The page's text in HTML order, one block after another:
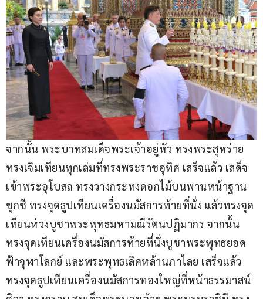
จากนั้น พระบาทสมเด็จพระเจ้าอยู่หัว ทรงพระสุหร่าย
ทรงเจิมเทียนทุกเล่มที่ทรงพระราชอุทิศ เสร็จแล้ว เสด็จ
เข้าพระอุโบสถ ทรงวางกระทงดอกไม้บนพานหน้าฐาน
ชุกชี ทรงจุดธูปเทียนเครื่องนมัสการท้ายที่นั่ง แล้วทรงจุด
เทียนห่วงบูชาพระพุทธมหามณีรัตนปฏิมากร จากนั้น
ทรงจุดเทียนเครื่องนมัสการท้ายที่นั่งบูชาพระพุทธยอด
ฟ้าจุฬาโลกย์ และพระพุทธเลิศหล้านภาไลย เสร็จแล้ว
ทรงจุดธูปเทียนเครื่องนมัสการทองใหญ่ที่หน้าธรรมาสน์